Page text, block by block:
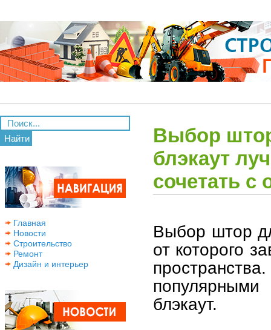
Найти
Главная
Новости
Строительство
Ремонт
Дизайн и интерьер
Выбор
блэкаут
сочетать с
Выбор штор
от которого
блэкаут.